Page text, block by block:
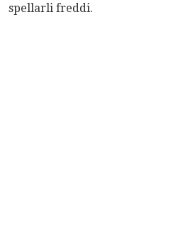
spellarli freddi.